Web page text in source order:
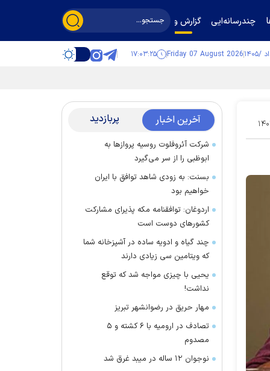
چندرسانه‌ایی گزارش و گفت‌وگو
Friday 07 August 2026 ۱۷:۰۳:۲۶
۳۰ آخرین اخبار پربازدید
شرکت آئروفلوت روسیه پرواز‌ها به
ابوظبی را از سر می‌گیرد
بسنت: به زودی شاهد توافق با ایران
خواهیم بود
اردوغان: توافقنامه مکه پذیرای مشارکت
کشور‌های دوست است
چند گیاه و ادویه ساده در آشپزخانه شما
که ویتامین سی زیادی دارند
یحیی با چیزی مواجه شد که توقع
نداشت!
مهار حریق در رضوانشهر تبریز
تصادف در ارومیه با ۶ کشته و ۵
مصدوم
نوجوان ۱۲ ساله در میبد غرق شد